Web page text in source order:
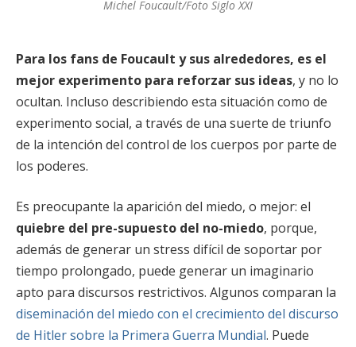
Michel Foucault/Foto Siglo XXI
Para los fans de Foucault y sus alrededores, es el
mejor experimento para reforzar sus ideas, y no lo
ocultan. Incluso describiendo esta situación como de
experimento social, a través de una suerte de triunfo
de la intención del control de los cuerpos por parte de
los poderes.
Es preocupante la aparición del miedo, o mejor: el
quiebre del pre-supuesto del no-miedo, porque,
además de generar un stress difícil de soportar por
tiempo prolongado, puede generar un imaginario
apto para discursos restrictivos. Algunos comparan la
diseminación del miedo con el crecimiento del discurso
de Hitler sobre la Primera Guerra Mundial. Puede